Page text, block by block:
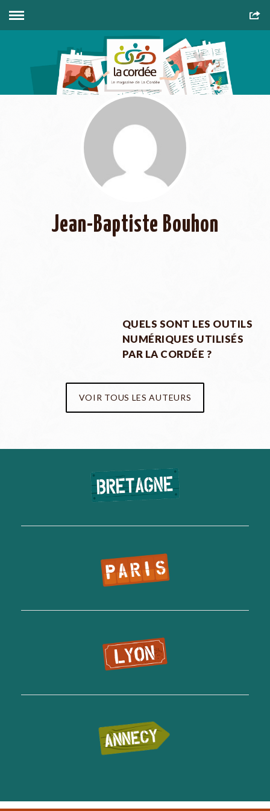
Jean-Baptiste Bouhon
QUELS SONT LES OUTILS
NUMÉRIQUES UTILISÉS
PAR LA CORDÉE ?
VOIR TOUS LES AUTEURS